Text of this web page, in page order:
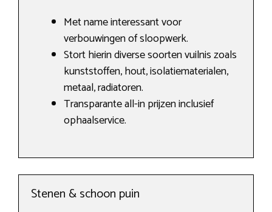
Met name interessant voor
verbouwingen of sloopwerk.
Stort hierin diverse soorten vuilnis zoals
kunststoffen, hout, isolatiematerialen,
metaal, radiatoren.
Transparante all-in prijzen inclusief
ophaalservice.
Stenen & schoon puin